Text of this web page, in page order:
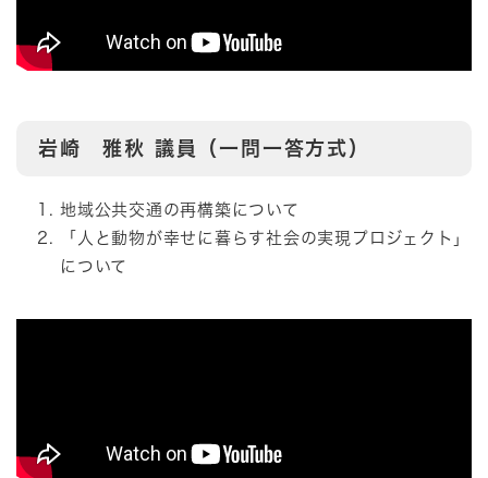
岩崎 雅秋 議員（一問一答方式）
地域公共交通の再構築について
「人と動物が幸せに暮らす社会の実現プロジェクト」
について